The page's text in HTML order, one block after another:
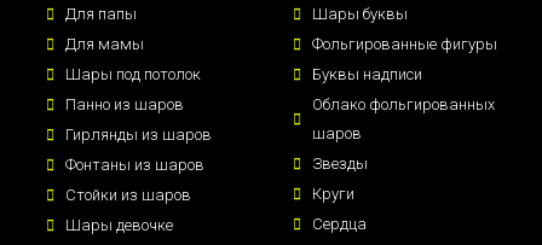
Для папы
Для мамы
Шары под потолок
Панно из шаров
Гирлянды из шаров
Фонтаны из шаров
Стойки из шаров
Шары девочке
Шары буквы
Фольгированные фигуры
Буквы надписи
Облако фольгированных
шаров
Звезды
Круги
Сердца